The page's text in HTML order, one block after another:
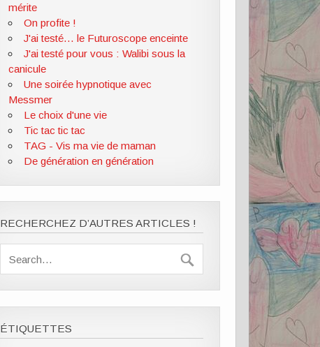
mérite
On profite !
J'ai testé... le Futuroscope enceinte
J'ai testé pour vous : Walibi sous la
canicule
Une soirée hypnotique avec
Messmer
Le choix d'une vie
Tic tac tic tac
TAG - Vis ma vie de maman
De génération en génération
RECHERCHEZ D’AUTRES ARTICLES !
ÉTIQUETTES